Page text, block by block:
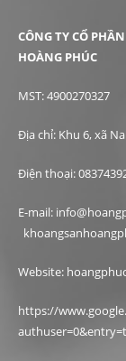
CÔNG TY CỔ
HOÀNG PHÚC
MST: 4900270327
Địa chỉ: Khu 6, xã
Điện thoại:
E-mail:
Website:
https://